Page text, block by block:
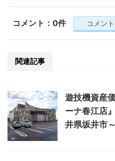
コメント：0件 コメン
関連記事
遊技機資産
ーナ春江店
井県坂井市